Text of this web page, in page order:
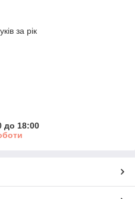
за рік
до 18:00